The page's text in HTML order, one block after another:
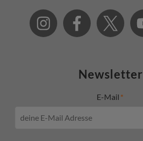
Newsletter
E-Mail